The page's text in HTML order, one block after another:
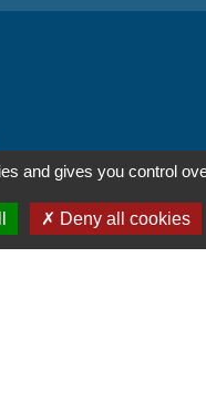
des titres
and gives you control
Deny all cookies